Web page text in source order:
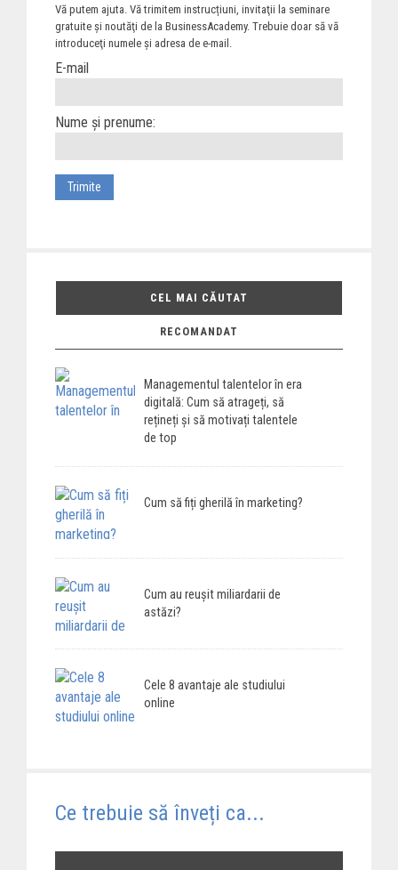
Vă putem ajuta. Vă trimitem instrucțiuni, invitaţii la seminare
gratuite şi noutăţi de la BusinessAcademy. Trebuie doar să vă
introduceţi numele și adresa de e-mail.
E-mail
Nume și prenume:
CEL MAI CĂUTAT
RECOMANDAT
Managementul talentelor în era
digitală: Cum să atrageți, să
rețineți și să motivați talentele
de top
Cum să fiți gherilă în marketing?
Cum au reușit miliardarii de
astăzi?
Cele 8 avantaje ale studiului
online
Ce trebuie să înveți ca...